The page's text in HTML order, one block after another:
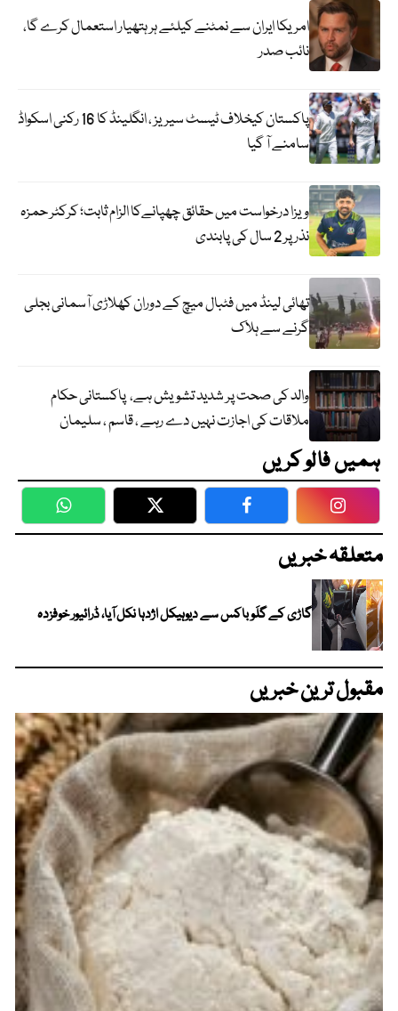
امریکا ایران سے نمٹنے کیلئے ہر ہتھیار استعمال کرے گا،
نائب صدر
پاکستان کیخلاف ٹیسٹ سیریز ، انگلینڈ کا 16 رکنی اسکواڈ
سامنے آ گیا
ویزا درخواست میں حقائق چھپانےکا الزام ثابت؛ کرکٹر حمزہ
نذر پر 2 سال کی پابندی
تھائی لینڈ میں فٹبال میچ کے دوران کھلاڑی آسمانی بجلی
گرنے سے ہلاک
والد کی صحت پر شدید تشویش ہے، پاکستانی حکام
ملاقات کی اجازت نہیں دے رہے ، قاسم ، سلیمان
ہمیں فالو کریں
WhatsApp Twitter Facebook
متعلقہ خبریں
گاڑی کے گلَو باکس سے دیوہیکل اژدہا نکل آیا، ڈرائیور خوفزدہ
مقبول ترین خبریں